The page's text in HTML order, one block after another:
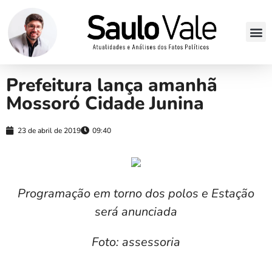
Prefeitura lança amanhã
Mossoró Cidade Junina
23 de abril de 2019 09:40
Programação em torno dos polos e Estação
será anunciada
Foto: assessoria